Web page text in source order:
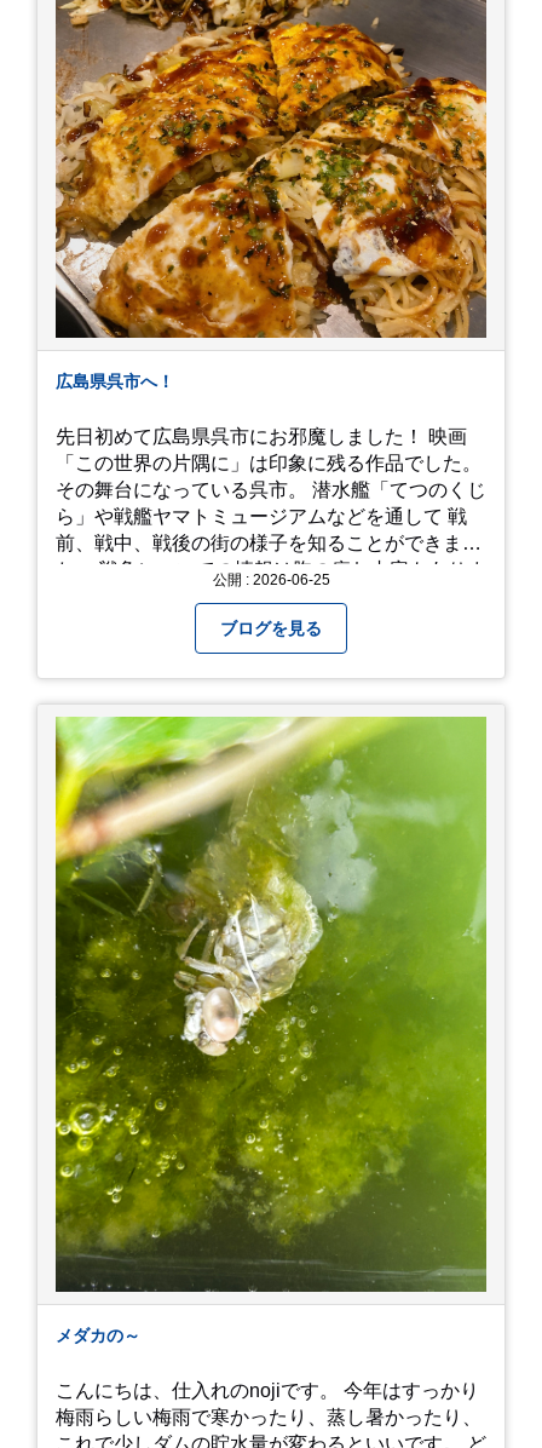
広島県呉市へ！
先日初めて広島県呉市にお邪魔しました！ 映画
「この世界の片隅に」は印象に残る作品でした。
その舞台になっている呉市。 潜水艦「てつのくじ
ら」や戦艦ヤマトミュージアムなどを通して 戦
前、戦中、戦後の街の様子を知ることができまし
た。 戦争についての情報は胸の痛む内容もありま
て本当に良かったです！ そして美味しい物もたく
さん。 写真は地元のスーパーで買った自分へのお
土産たち。 お好み焼きもやっぱり美味しいです
ね！ 広島また遊びに行きたいです♪
公開 : 2026-06-25
ブログを見る
メダカの～
こんにちは、仕入れのnojiです。 今年はすっかり
梅雨らしい梅雨で寒かったり、蒸し暑かったり、
これで少しダムの貯水量が変わるといいです。 ど